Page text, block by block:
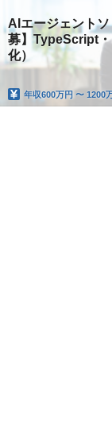
AIエージェント
募】TypeScript
化）
年収600万円 〜 1200